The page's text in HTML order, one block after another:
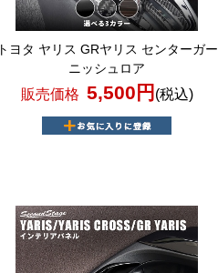
トヨタ ヤリス GRヤリス センターガー
ニッシュロア
販売価格 5,500円 (税込)